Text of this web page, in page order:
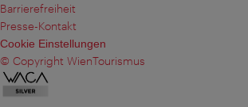
Barrierefreiheit
Presse-Kontakt
Cookie Einstellungen
© Copyright WienTourismus